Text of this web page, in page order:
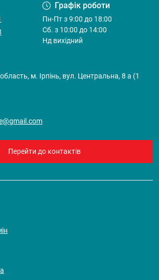
Графік роботи
Пн-Пт з 9:00 до 18:00
Cб. з 10:00 до 14:00
Нд вихідний
м. Ірпінь, вул. Центральна, 8 а (1
Перейти до контактів